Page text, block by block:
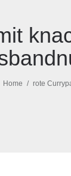
Home rote